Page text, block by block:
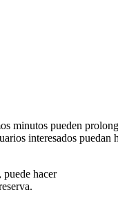
minutos pueden
interesados
hacer